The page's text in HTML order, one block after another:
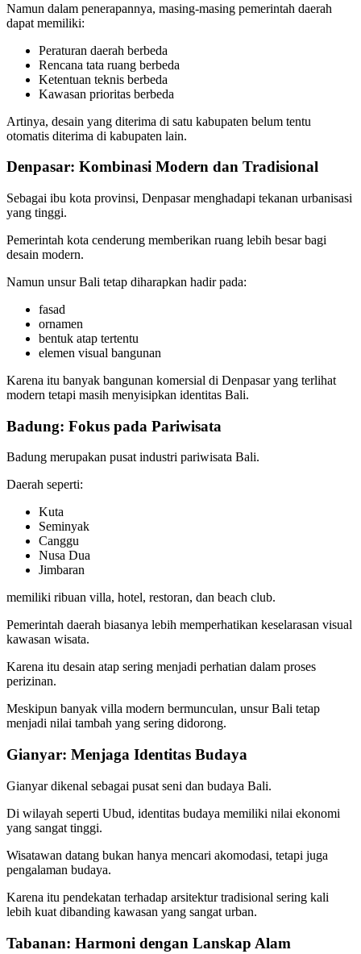
Namun dalam penerapannya, masing-masing pemerintah daerah
dapat memiliki:
Peraturan daerah berbeda
Rencana tata ruang berbeda
Ketentuan teknis berbeda
Kawasan prioritas berbeda
Artinya, desain yang diterima di satu kabupaten belum tentu
otomatis diterima di kabupaten lain.
Denpasar: Kombinasi Modern dan Tradisional
Sebagai ibu kota provinsi, Denpasar menghadapi tekanan urbanisasi
yang tinggi.
Pemerintah kota cenderung memberikan ruang lebih besar bagi
desain modern.
Namun unsur Bali tetap diharapkan hadir pada:
fasad
ornamen
bentuk atap tertentu
elemen visual bangunan
Karena itu banyak bangunan komersial di Denpasar yang terlihat
modern tetapi masih menyisipkan identitas Bali.
Badung: Fokus pada Pariwisata
Badung merupakan pusat industri pariwisata Bali.
Daerah seperti:
Kuta
Seminyak
Canggu
Nusa Dua
Jimbaran
memiliki ribuan villa, hotel, restoran, dan beach club.
Pemerintah daerah biasanya lebih memperhatikan keselarasan visual
kawasan wisata.
Karena itu desain atap sering menjadi perhatian dalam proses
perizinan.
Meskipun banyak villa modern bermunculan, unsur Bali tetap
menjadi nilai tambah yang sering didorong.
Gianyar: Menjaga Identitas Budaya
Gianyar dikenal sebagai pusat seni dan budaya Bali.
Di wilayah seperti Ubud, identitas budaya memiliki nilai ekonomi
yang sangat tinggi.
Wisatawan datang bukan hanya mencari akomodasi, tetapi juga
pengalaman budaya.
Karena itu pendekatan terhadap arsitektur tradisional sering kali
lebih kuat dibanding kawasan yang sangat urban.
Tabanan: Harmoni dengan Lanskap Alam